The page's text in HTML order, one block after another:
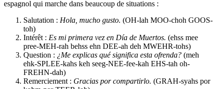
espagnol qui marche dans beaucoup de situations :
Salutation : Hola, mucho gusto. (OH-lah MOO-choh GOOS-
toh)
Intérêt : Es mi primera vez en Día de Muertos. (ehss mee
pree-MEH-rah behss ehn DEE-ah deh MWEHR-tohs)
Question : ¿Me explicas qué significa esta ofrenda? (meh
ehk-SPLEE-kahs keh seeg-NEE-fee-kah EHS-tah oh-
FREHN-dah)
Remerciement : Gracias por compartirlo. (GRAH-syahs por